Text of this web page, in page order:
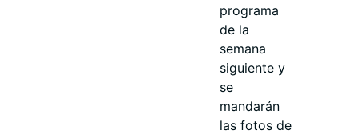
programa
de la
semana
siguiente y
se
mandarán
las fotos de